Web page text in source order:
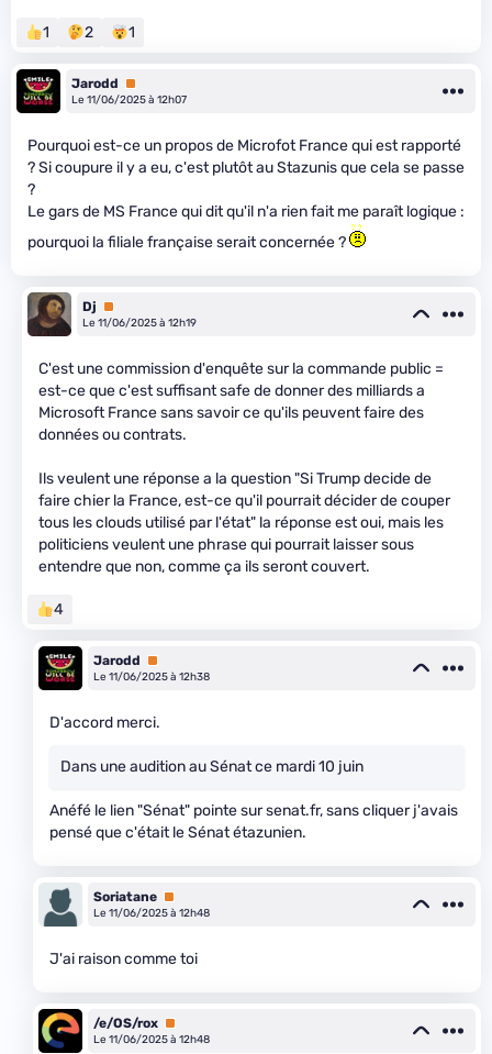
1 2 1
Jarodd
Premium
Le 11/06/2025 à 12h07
Pourquoi est-ce un propos de Microfot France qui est rapporté
? Si coupure il y a eu, c'est plutôt au Stazunis que cela se passe
?
Le gars de MS France qui dit qu'il n'a rien fait me paraît logique :
pourquoi la filiale française serait concernée ?
Dj
Premium
Le 11/06/2025 à 12h19
C'est une commission d'enquête sur la commande public =
est-ce que c'est suffisant safe de donner des milliards a
Microsoft France sans savoir ce qu'ils peuvent faire des
données ou contrats.
Ils veulent une réponse a la question "Si Trump decide de
faire chier la France, est-ce qu'il pourrait décider de couper
tous les clouds utilisé par l'état" la réponse est oui, mais les
politiciens veulent une phrase qui pourrait laisser sous
entendre que non, comme ça ils seront couvert.
4
Jarodd
Premium
Le 11/06/2025 à 12h38
D'accord merci.
Dans une audition au Sénat ce mardi 10 juin
Anéfé le lien "Sénat" pointe sur senat.fr, sans cliquer j'avais
pensé que c'était le Sénat étazunien.
Soriatane Premium
Le 11/06/2025 à 12h48
J'ai raison comme toi
/e/OS/rox Premium
Le 11/06/2025 à 12h48